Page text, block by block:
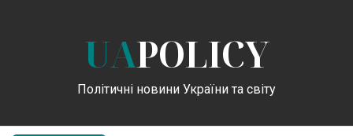
UAPOLICY
Політичні новини України та світу